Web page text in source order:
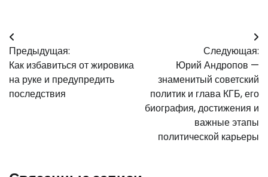
Навигация
по
записям
Предыдущая:
Как избавиться от жировика
на руке и предупредить
последствия
Следующая:
Юрий Андропов —
знаменитый советский
политик и глава КГБ, его
биография, достижения и
важные этапы
политической карьеры